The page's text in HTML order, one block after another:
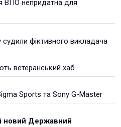
ВПО непридатна для
фіктивного викладача
ветеранський хаб
Sports та Sony G-Master
новий Державний